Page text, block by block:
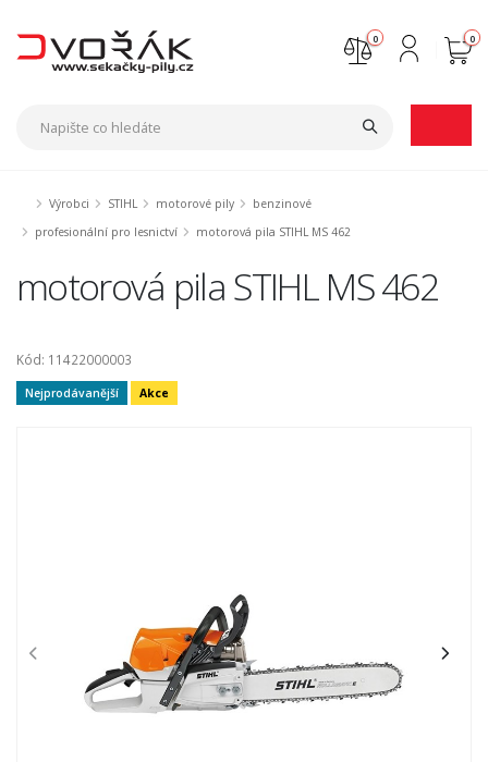
0
0
Výrobci STIHL motorové pily
benzinové
profesionální pro lesnictví
motorová pila STIHL MS 462
motorová pila STIHL MS 462
Kód: 11422000003
Nejprodávanější Akce